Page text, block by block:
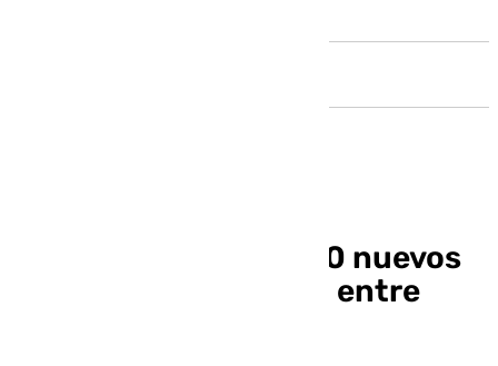
Málaga registró 3.000 nuevos
demandantes de VPO entre